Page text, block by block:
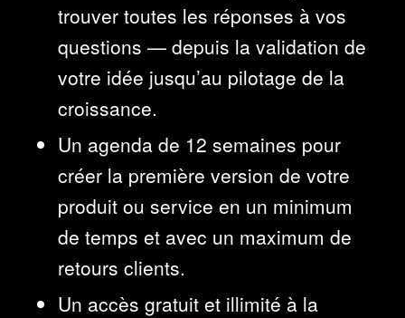
trouver toutes les réponses à vos
questions — depuis la validation de
votre idée jusqu’au pilotage de la
croissance.
Un agenda de 12 semaines pour
créer la première version de votre
produit ou service en un minimum
de temps et avec un maximum de
retours clients.
Un accès gratuit et illimité à la